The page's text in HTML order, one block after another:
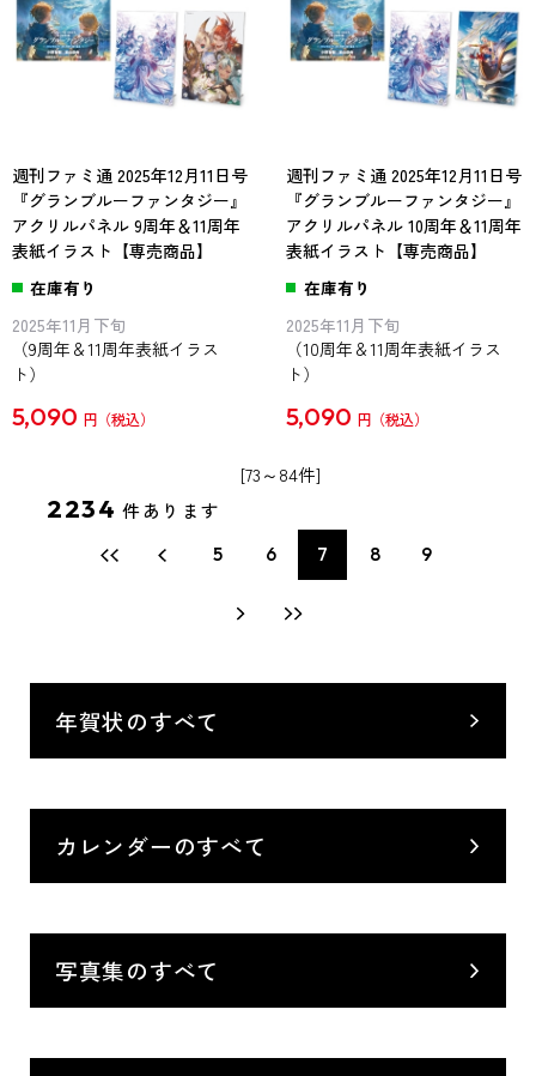
週刊ファミ通 2025年12月11日号
『グランブルーファンタジー』
アクリルパネル 9周年＆11周年
表紙イラスト【専売商品】
在庫有り
2025年11月下旬
（9周年＆11周年表紙イラス
ト）
5,090 円
週刊ファミ通 2025年12月11日号
『グランブルーファンタジー』
アクリルパネル 10周年＆11周年
表紙イラスト【専売商品】
在庫有り
2025年11月下旬
（10周年＆11周年表紙イラス
ト）
5,090 円
[73～84件]
2234 件あります
5 6 7 8 9
年賀状のすべて
カレンダーのすべて
写真集のすべて